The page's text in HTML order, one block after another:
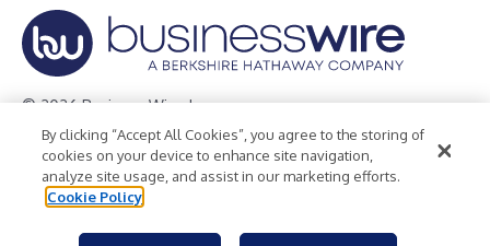
© 2026 Business Wire, Inc.
Privacy Policy Cookie Policy
Accessibility Statement
Terms of Use
Legal
By clicking “Accept All Cookies”, you agree to the storing of
cookies on your device to enhance site navigation,
analyze site usage, and assist in our marketing efforts.
Cookie Policy